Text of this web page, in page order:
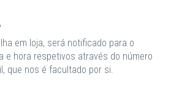
em loja, será notificado para o
e hora respetivos através do número
que nos é facultado por si.